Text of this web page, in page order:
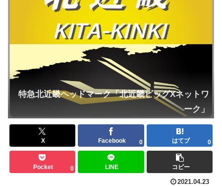
特急北近畿ヘッドマーク「北近畿ビッグXネットワ
ーク」
X Facebook 0 はてブ 0
Pocket 0 LINE コピー
2021.04.23